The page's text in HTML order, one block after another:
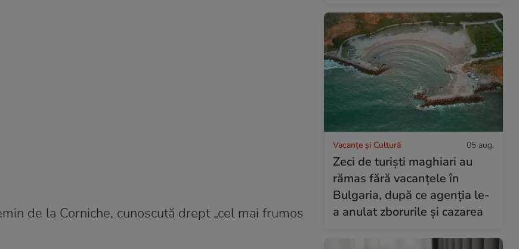
de la Corniche, cunoscută drept „cel mai frumos
Vacanțe și Cultură 05 aug.
Zeci de turiști maghiari au
rămas fără vacanțele în
Bulgaria, după ce agenția le-
a anulat zborurile și cazarea